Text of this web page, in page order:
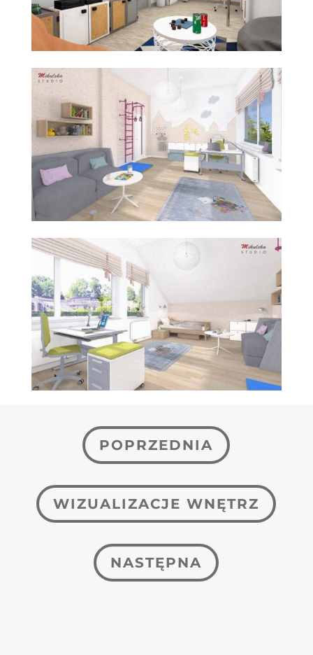
POPRZEDNIA
WIZUALIZACJE WNĘTRZ
NASTĘPNA